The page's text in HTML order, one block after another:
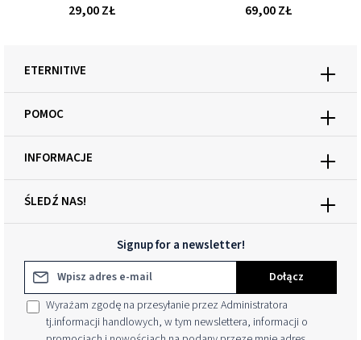
29,00 ZŁ 69,00 ZŁ
Signup for a newsletter!
Adres e-mail*
Dołącz
Wyrażam zgodę na przesyłanie przez Administratora
tj.informacji handlowych, w tym newslettera, informacji o
ŚLEDŹ NAS!
ETERNITIVE
POMOC
INFORMACJE